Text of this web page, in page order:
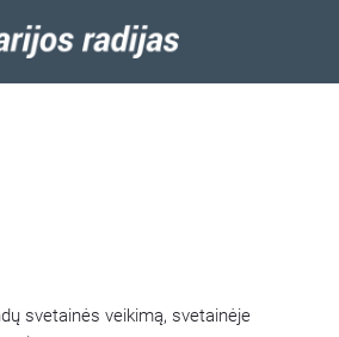
svetainės veikimą, svetainėje